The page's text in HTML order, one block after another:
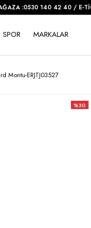
:0530 140 42 40 / E-
SPOR MARKALAR
Montu-ERJTJ03527
%30